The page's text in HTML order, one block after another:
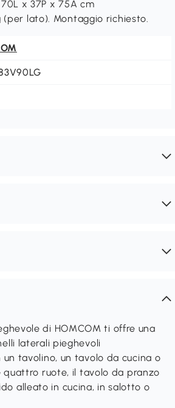
x 37P x 75A cm
lato). Montaggio richiesto.
di HOMCOM ti offre una
laterali pieghevoli
tavolino, un tavolo da cucina o
ruote, il tavolo da pranzo
alleato in cucina, in salotto o